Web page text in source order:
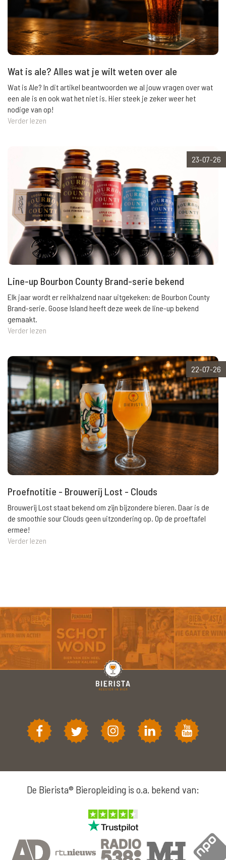
Wat is ale? Alles wat je wilt weten over ale
Wat is Ale? In dit artikel beantwoorden we al jouw vragen over wat
een ale is en ook wat het niet is. Hier steek je zeker weer het
nodige van op!
Verder lezen
23-07-26
Line-up Bourbon County Brand-serie bekend
Elk jaar wordt er reikhalzend naar uitgekeken: de Bourbon County
Brand-serie. Goose Island heeft deze week de line-up bekend
gemaakt.
Verder lezen
22-07-26
Proefnotitie - Brouwerij Lost - Clouds
Brouwerij Lost staat bekend om zijn bijzondere bieren. Daar is de
de smoothie sour Clouds geen uitzondering op. Op de proeftafel
ermee!
Verder lezen
De Bierista® Bieropleiding is o.a. bekend van: